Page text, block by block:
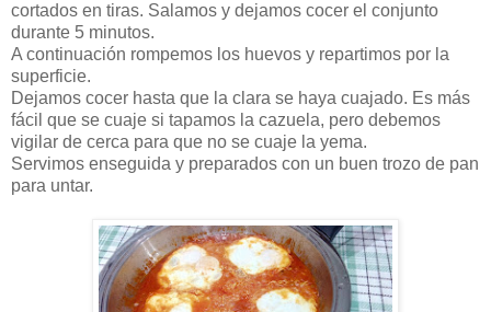
cortados en tiras. Salamos y dejamos cocer el conjunto
durante 5 minutos.
A continuación rompemos los huevos y repartimos por la
superficie.
Dejamos cocer hasta que la clara se haya cuajado. Es más
fácil que se cuaje si tapamos la cazuela, pero debemos
vigilar de cerca para que no se cuaje la yema.
Servimos enseguida y preparados con un buen trozo de pan
para untar.